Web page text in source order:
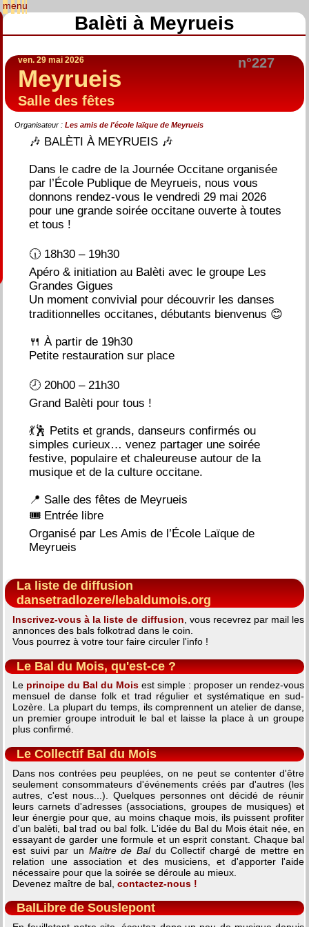
Balèti à Meyrueis
n°227
ven. 29 mai 2026
Meyrueis
Salle des fêtes
Organisateur : Les amis de l'école laïque de Meyrueis
🎶 BALÈTI À MEYRUEIS 🎶
Dans le cadre de la Journée Occitane organisée
par l’École Publique de Meyrueis, nous vous
donnons rendez-vous le vendredi 29 mai 2026
pour une grande soirée occitane ouverte à toutes
et tous !
🕡 18h30 – 19h30
Apéro & initiation au Balèti avec le groupe Les
Grandes Gigues
Un moment convivial pour découvrir les danses
traditionnelles occitanes, débutants bienvenus 😊
🍴 À partir de 19h30
Petite restauration sur place
🕗 20h00 – 21h30
Grand Balèti pour tous !
💃🕺 Petits et grands, danseurs confirmés ou
simples curieux… venez partager une soirée
festive, populaire et chaleureuse autour de la
musique et de la culture occitane.
📍 Salle des fêtes de Meyrueis
🎟 Entrée libre
Organisé par Les Amis de l’École Laïque de
Meyrueis
La liste de diffusion
dansetradlozere/lebaldumois.org
Inscrivez-vous à la liste de diffusion , vous recevrez par mail les
annonces des bals folkotrad dans le coin.
Vous pourrez à votre tour faire circuler l'info !
Le Bal du Mois, qu'est-ce ?
Le principe du Bal du Mois est simple : proposer un rendez-vous
mensuel de danse folk et trad régulier et systématique en sud-
Lozère. La plupart du temps, ils comprennent un atelier de danse,
un premier groupe introduit le bal et laisse la place à un groupe
plus confirmé.
Le Collectif Bal du Mois
Dans nos contrées peu peuplées, on ne peut se contenter d'être
seulement consommateurs d'événements créés par d'autres (les
autres, c'est nous...). Quelques personnes ont décidé de réunir
leurs carnets d'adresses (associations, groupes de musiques) et
leur énergie pour que, au moins chaque mois, ils puissent profiter
d'un balèti, bal trad ou bal folk. L'idée du Bal du Mois était née, en
essayant de garder une formule et un esprit constant. Chaque bal
est suivi par un Maitre de Baldu Collectif chargé de mettre en
relation une association et des musiciens, et d'apporter l'aide
nécessaire pour que la soirée se déroule au mieux.
Devenez maître de bal, contactez-nous !
BalLibre de Souslepont